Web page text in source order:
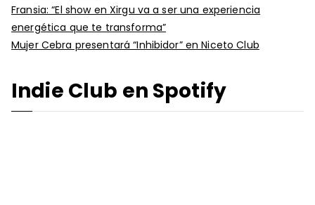
Fransia: “El show en Xirgu va a ser una experiencia
energética que te transforma”
Mujer Cebra presentará “Inhibidor” en Niceto Club
Indie Club en Spotify